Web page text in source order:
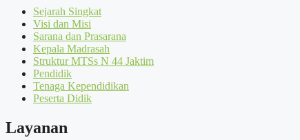
Sejarah Singkat
Visi dan Misi
Sarana dan Prasarana
Kepala Madrasah
Struktur MTSs N 44 Jaktim
Pendidik
Tenaga Kependidikan
Peserta Didik
Layanan